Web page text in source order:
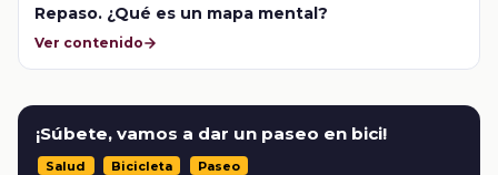
Repaso. ¿Qué es un mapa mental?
Ver contenido
¡Súbete, vamos a dar un paseo en bici!
Salud Bicicleta Paseo